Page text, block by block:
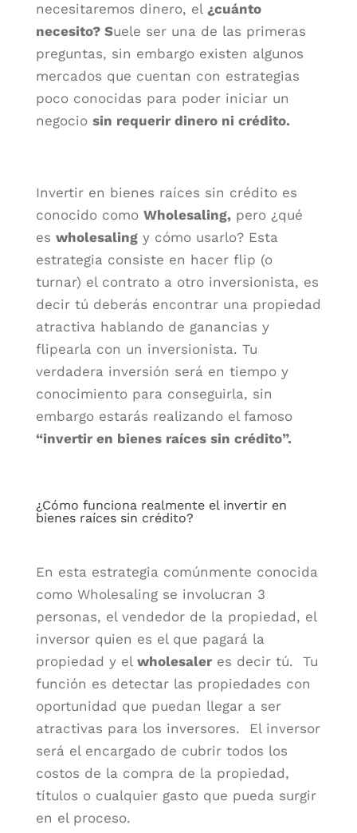
necesitaremos dinero, el ¿cuánto
necesito? Suele ser una de las primeras
preguntas, sin embargo existen algunos
mercados que cuentan con estrategias
poco conocidas para poder iniciar un
negocio sin requerir dinero ni crédito.
Invertir en bienes raíces sin crédito es
conocido como Wholesaling,pero ¿qué
es wholesalingy cómo usarlo? Esta
estrategia consiste en hacer flip (o
turnar) el contrato a otro inversionista, es
decir tú deberás encontrar una propiedad
atractiva hablando de ganancias y
flipearla con un inversionista. Tu
verdadera inversión será en tiempo y
conocimiento para conseguirla, sin
embargo estarás realizando el famoso
“invertir en bienes raíces sin crédito”.
¿Cómo funciona realmente el invertir en
bienes raíces sin crédito?
En esta estrategia comúnmente conocida
como Wholesaling se involucran 3
personas, el vendedor de la propiedad, el
inversor quien es el que pagará la
propiedad y el wholesaleres decir tú. Tu
función es detectar las propiedades con
oportunidad que puedan llegar a ser
atractivas para los inversores. El inversor
será el encargado de cubrir todos los
costos de la compra de la propiedad,
títulos o cualquier gasto que pueda surgir
en el proceso.